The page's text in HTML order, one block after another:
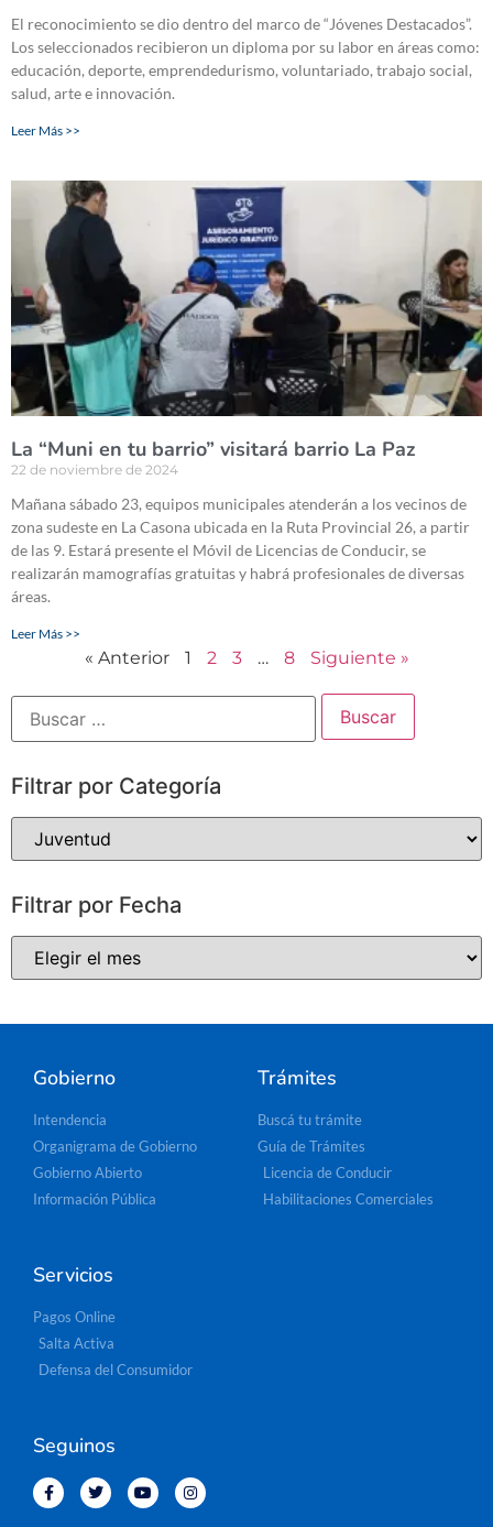
El reconocimiento se dio dentro del marco de “Jóvenes Destacados”.
Los seleccionados recibieron un diploma por su labor en áreas como:
educación, deporte, emprendedurismo, voluntariado, trabajo social,
salud, arte e innovación.
Leer Más >>
La “Muni en tu barrio” visitará barrio La Paz
22 de noviembre de 2024
Mañana sábado 23, equipos municipales atenderán a los vecinos de
zona sudeste en La Casona ubicada en la Ruta Provincial 26, a partir
de las 9. Estará presente el Móvil de Licencias de Conducir, se
realizarán mamografías gratuitas y habrá profesionales de diversas
áreas.
Leer Más >>
« Anterior 1 2 3 … 8 Siguiente »
Filtrar por Categoría
Filtrar por Fecha
Gobierno
Intendencia
Organigrama de Gobierno
Gobierno Abierto
Información Pública
Trámites
Buscá tu trámite
Guía de Trámites
Licencia de Conducir
Habilitaciones Comerciales
Servicios
Pagos Online
Salta Activa
Defensa del Consumidor
Seguinos